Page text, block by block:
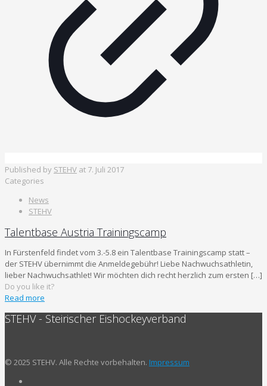
Published by STEHV at 7. Juli 2017
Categories
News
STEHV
Talentbase Austria Trainingscamp
In Fürstenfeld findet vom 3.-5.8 ein Talentbase Trainingscamp statt –
der STEHV übernimmt die Anmeldegebühr! Liebe Nachwuchsathletin,
lieber Nachwuchsathlet! Wir möchten dich recht herzlich zum ersten […]
Do you like it?
Read more
STEHV - Steirischer Eishockeyverband
© 2025 STEHV. Alle Rechte vorbehalten. Impressum